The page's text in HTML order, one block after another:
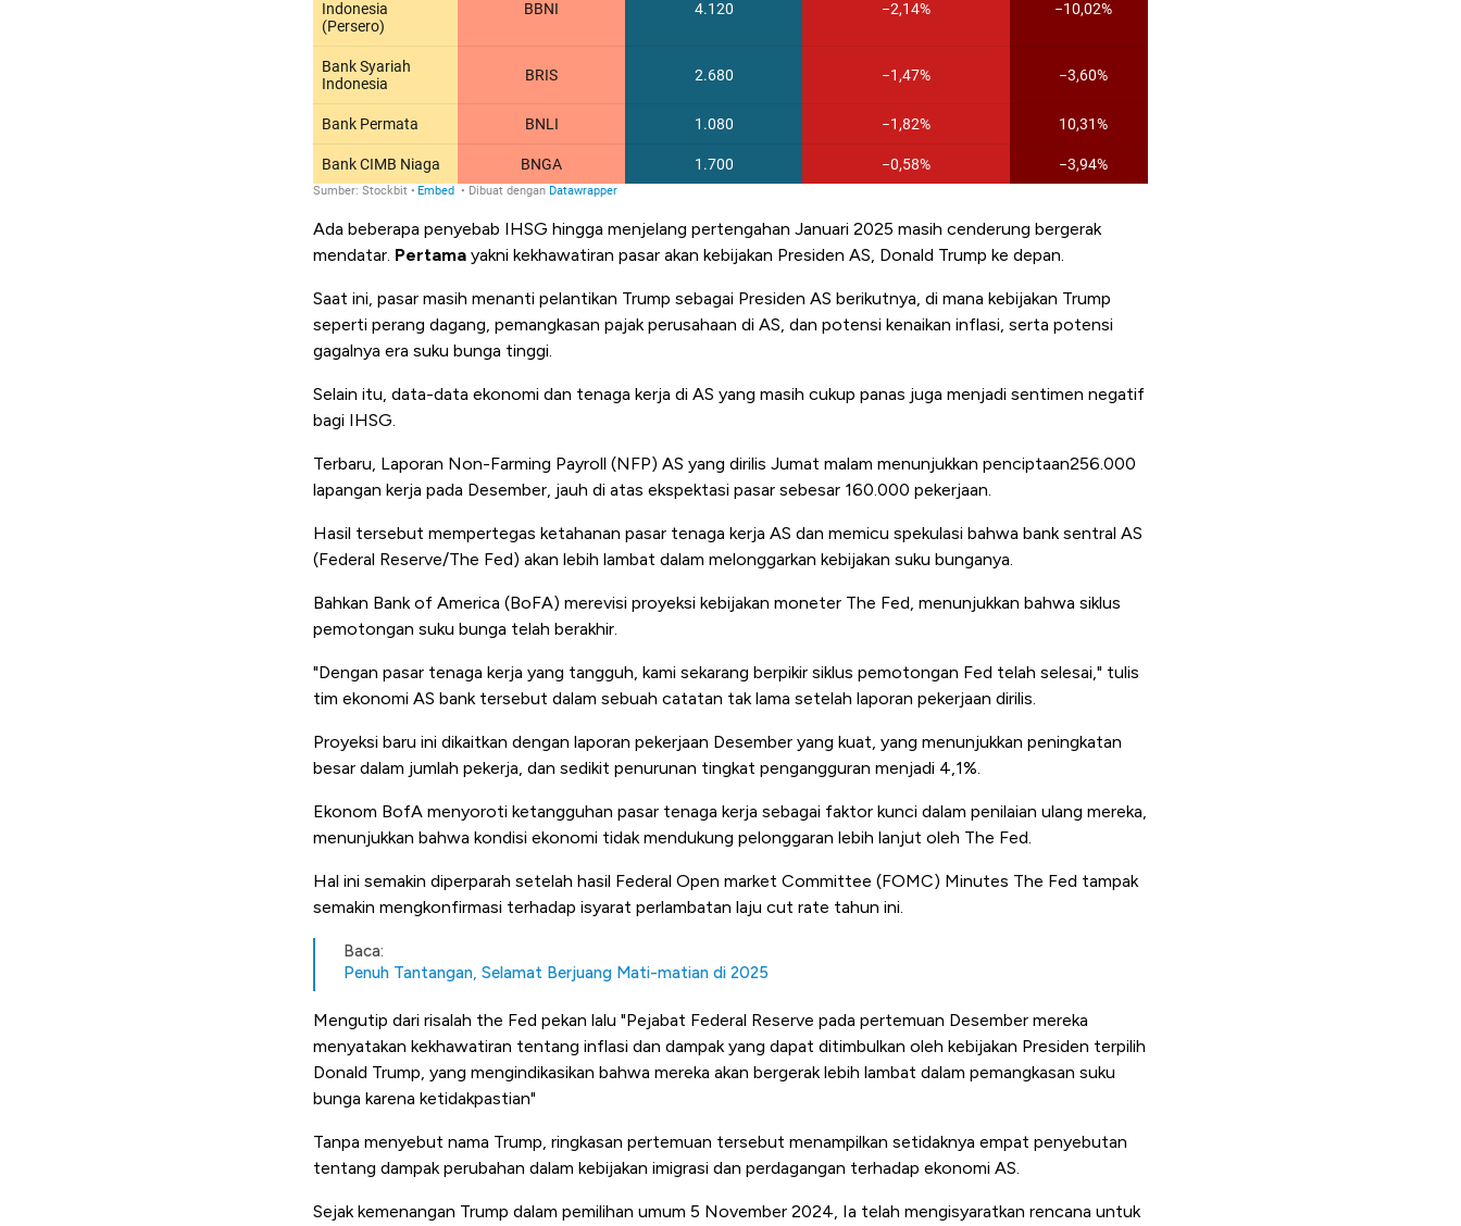
Ada beberapa penyebab IHSG hingga menjelang pertengahan Januari 2025 masih cenderung bergerak
mendatar. Pertama yakni kekhawatiran pasar akan kebijakan Presiden AS, Donald Trump ke depan.
Saat ini, pasar masih menanti pelantikan Trump sebagai Presiden AS berikutnya, di mana kebijakan Trump
seperti perang dagang, pemangkasan pajak perusahaan di AS, dan potensi kenaikan inflasi, serta potensi
gagalnya era suku bunga tinggi.
Selain itu, data-data ekonomi dan tenaga kerja di AS yang masih cukup panas juga menjadi sentimen negatif
bagi IHSG.
Terbaru, Laporan Non-Farming Payroll (NFP) AS yang dirilis Jumat malam menunjukkan penciptaan256.000
lapangan kerja pada Desember, jauh di atas ekspektasi pasar sebesar 160.000 pekerjaan.
Hasil tersebut mempertegas ketahanan pasar tenaga kerja AS dan memicu spekulasi bahwa bank sentral AS
(Federal Reserve/The Fed) akan lebih lambat dalam melonggarkan kebijakan suku bunganya.
Bahkan Bank of America (BoFA) merevisi proyeksi kebijakan moneter The Fed, menunjukkan bahwa siklus
pemotongan suku bunga telah berakhir.
"Dengan pasar tenaga kerja yang tangguh, kami sekarang berpikir siklus pemotongan Fed telah selesai," tulis
tim ekonomi AS bank tersebut dalam sebuah catatan tak lama setelah laporan pekerjaan dirilis.
Proyeksi baru ini dikaitkan dengan laporan pekerjaan Desember yang kuat, yang menunjukkan peningkatan
besar dalam jumlah pekerja, dan sedikit penurunan tingkat pengangguran menjadi 4,1%.
Ekonom BofA menyoroti ketangguhan pasar tenaga kerja sebagai faktor kunci dalam penilaian ulang mereka,
menunjukkan bahwa kondisi ekonomi tidak mendukung pelonggaran lebih lanjut oleh The Fed.
Hal ini semakin diperparah setelah hasil Federal Open market Committee (FOMC) Minutes The Fed tampak
semakin mengkonfirmasi terhadap isyarat perlambatan laju cut rate tahun ini.
Baca:
Penuh Tantangan, Selamat Berjuang Mati-matian di 2025
Mengutip dari risalah the Fed pekan lalu "Pejabat Federal Reserve pada pertemuan Desember mereka
menyatakan kekhawatiran tentang inflasi dan dampak yang dapat ditimbulkan oleh kebijakan Presiden terpilih
Donald Trump, yang mengindikasikan bahwa mereka akan bergerak lebih lambat dalam pemangkasan suku
bunga karena ketidakpastian"
Tanpa menyebut nama Trump, ringkasan pertemuan tersebut menampilkan setidaknya empat penyebutan
tentang dampak perubahan dalam kebijakan imigrasi dan perdagangan terhadap ekonomi AS.
Sejak kemenangan Trump dalam pemilihan umum 5 November 2024, Ia telah mengisyaratkan rencana untuk